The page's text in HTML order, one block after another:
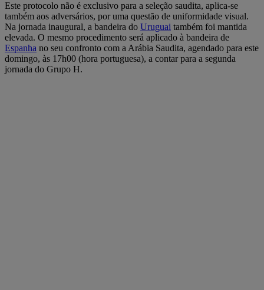
Este protocolo não é exclusivo para a seleção saudita, aplica-se
também aos adversários, por uma questão de uniformidade visual.
Na jornada inaugural, a bandeira do Uruguai também foi mantida
elevada. O mesmo procedimento será aplicado à bandeira de
Espanha no seu confronto com a Arábia Saudita, agendado para este
domingo, às 17h00 (hora portuguesa), a contar para a segunda
jornada do Grupo H.